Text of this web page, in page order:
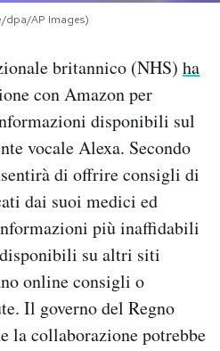
dpa/AP Images)
britannico (NHS) ha
con Amazon per
disponibili sul
vocale Alexa. Secondo
di offrire consigli di
dai suoi medici ed
più inaffidabili
su altri siti
online consigli o
Il governo del Regno
la collaborazione potrebbe